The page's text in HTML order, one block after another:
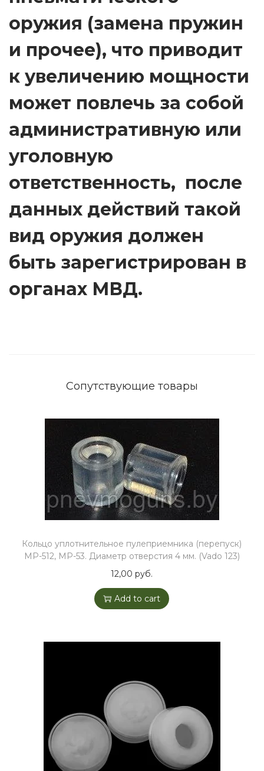
оружия (замена пружин
и прочее), что приводит
к увеличению мощности
может повлечь за собой
административную или
уголовную
ответственность, после
данных действий такой
вид оружия должен
быть зарегистрирован в
органах МВД.
Сопутствующие товары
Кольцо уплотнительное пулеприемника (перепуск)
МР-512, МР-53. Диаметр отверстия 4 мм. (Vado 123)
12,00руб.
Add to cart